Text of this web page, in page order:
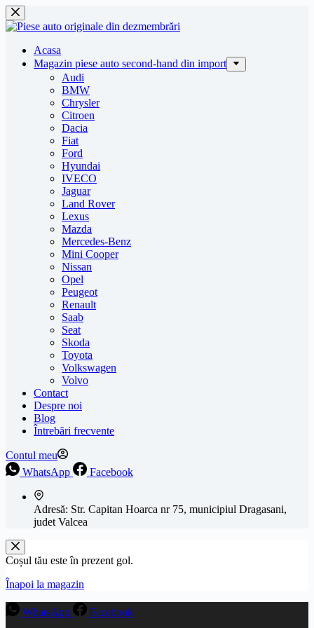
Sari
la
Acasa
Magazin piese auto second-hand din import
Audi
BMW
Chrysler
Citroen
Dacia
Fiat
Ford
Hyundai
IVECO
Jaguar
Land Rover
Lexus
Mazda
Mercedes-Benz
Mini Cooper
Nissan
Opel
Peugeot
Renault
Saab
Seat
Skoda
Toyota
Volkswagen
Volvo
Contact
Despre noi
Blog
Întrebări frecvente
Contul meu
WhatsApp
Facebook
Adresă: Str. Capitan Hoarca nr 75, municipiul Dragasani,
judet Valcea
Coșul tău este în prezent gol.
Înapoi la magazin
WhatsApp Facebook